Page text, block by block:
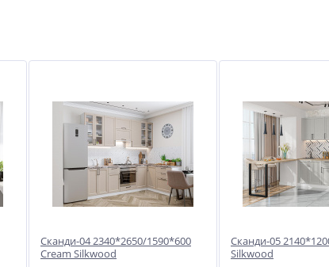
Сканди-04 2340*2650/1590*600
Cream Silkwood
Сканди-05
Silkwood